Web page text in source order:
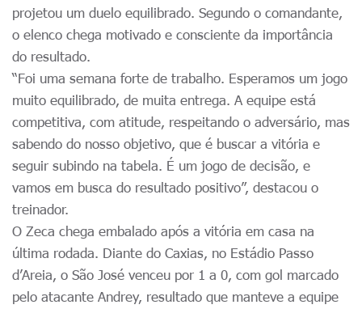
projetou um duelo equilibrado. Segundo o comandante,
o elenco chega motivado e consciente da importância
do resultado.
“Foi uma semana forte de trabalho. Esperamos um jogo
muito equilibrado, de muita entrega. A equipe está
competitiva, com atitude, respeitando o adversário, mas
sabendo do nosso objetivo, que é buscar a vitória e
seguir subindo na tabela. É um jogo de decisão, e
vamos em busca do resultado positivo”, destacou o
treinador.
O Zeca chega embalado após a vitória em casa na
última rodada. Diante do Caxias, no Estádio Passo
d’Areia, o São José venceu por 1 a 0, com gol marcado
pelo atacante Andrey, resultado que manteve a equipe